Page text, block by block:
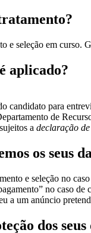
e seleção em curso.
aplicado?
candidato para
de
a declaração
os seus
e seleção no
no caso de
a um anúncio
dos seus